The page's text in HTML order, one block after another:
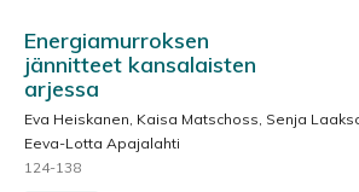
Energiamurroksen
jännitteet kansalaisten
arjessa
Eva Heiskanen, Kaisa Matschoss, Senja
Eeva-Lotta Apajalahti
124-138